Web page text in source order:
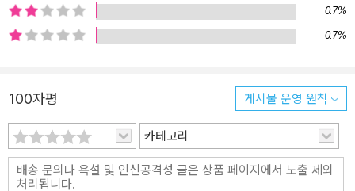
0.7%
0.7%
100자평 게시물 운영 원칙
카테고리